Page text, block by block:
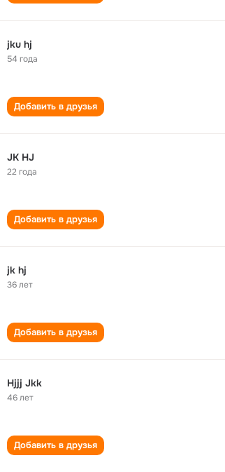
jku hj
54 года
Добавить в друзья
JK HJ
22 года
Добавить в друзья
jk hj
36 лет
Добавить в друзья
Hjjj Jkk
46 лет
Добавить в друзья